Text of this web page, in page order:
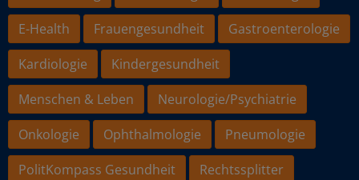
E-Health
Frauengesundheit
Gastroenterologie
Kardiologie
Kindergesundheit
Menschen & Leben
Neurologie/Psychiatrie
Onkologie
Ophthalmologie
Pneumologie
PolitKompass Gesundheit
Rechtssplitter